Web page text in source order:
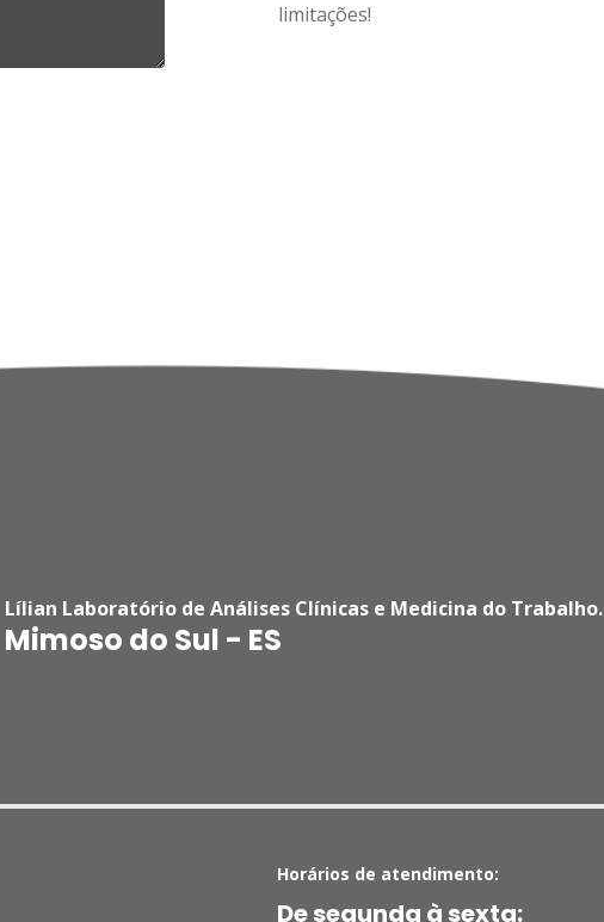
limitações!
Lílian Laboratório de Análises Clínicas e Medicina do Trabalho.
Mimoso do Sul - ES
Horários de atendimento:
De segunda à sexta: